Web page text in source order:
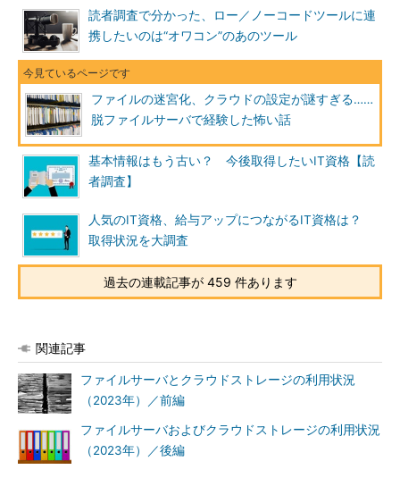
読者調査で分かった、ロー／ノーコードツールに連
携したいのは“オワコン”のあのツール
ファイルの迷宮化、クラウドの設定が謎すぎる……
脱ファイルサーバで経験した怖い話
基本情報はもう古い？ 今後取得したいIT資格【読
者調査】
人気のIT資格、給与アップにつながるIT資格は？
取得状況を大調査
過去の連載記事が 459 件あります
関連記事
ファイルサーバとクラウドストレージの利用状況
（2023年）／前編
ファイルサーバおよびクラウドストレージの利用状況
（2023年）／後編